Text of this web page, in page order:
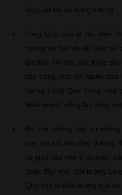
tăng cát khí và hưng vượng.
Long Quy còn là đại diện
cường và bất khuất. Việc sử
gia đạo êm ấm, sức khỏe
vậy trong nhà có người cao
tượng Long Quy trong nhà
khỏe mạnh, sống lâu cùng con
Đối với những cặp vợ
con trai nối dõi tông đường,
sẽ giúp cầu như ý nguyện,
cháu đầy nhà. Bởi tượng
Quy nhỏ là biểu tượng của sự